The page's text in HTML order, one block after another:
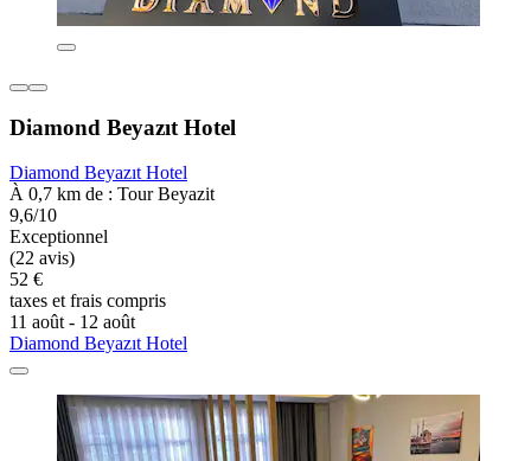
Diamond Beyazıt Hotel
Diamond Beyazıt Hotel
À 0,7 km de : Tour Beyazit
9,6/10
Exceptionnel
(22 avis)
52 €
taxes et frais compris
11 août - 12 août
Diamond Beyazıt Hotel